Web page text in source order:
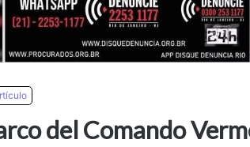
del Comando